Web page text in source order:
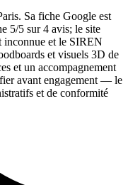
Sa fiche Google est
5/5 sur 4 avis; le site
inconnue et le SIREN
et visuels 3D de
et un accompagnement
avant engagement — le
et de conformité